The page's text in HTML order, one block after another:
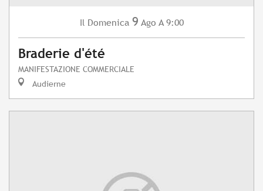
Il Domenica 9 Ago A 9:00
Braderie d'été
MANIFESTAZIONE COMMERCIALE
Audierne